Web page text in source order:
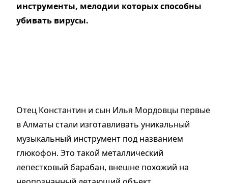
инструменты, мелодии которых способны
убивать вирусы.
Отец Константин и сын Илья Мордовцы первые
в Алматы стали изготавливать уникальный
музыкальный инструмент под названием
глюкофон. Это такой металлический
лепестковый барабан, внешне похожий на